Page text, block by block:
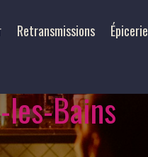
Retransmissions Épicerie
Bains